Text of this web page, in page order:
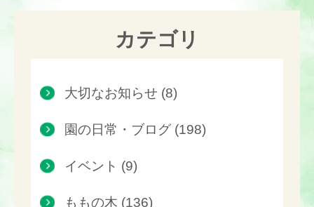
カテゴリ
大切なお知らせ (8)
園の日常・ブログ (198)
イベント (9)
ももの木 (136)